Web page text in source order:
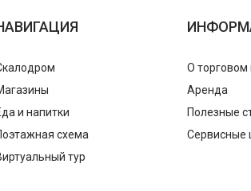
и напитки
схема
тур
О торговом
Аренда
Полезные
Сервисные